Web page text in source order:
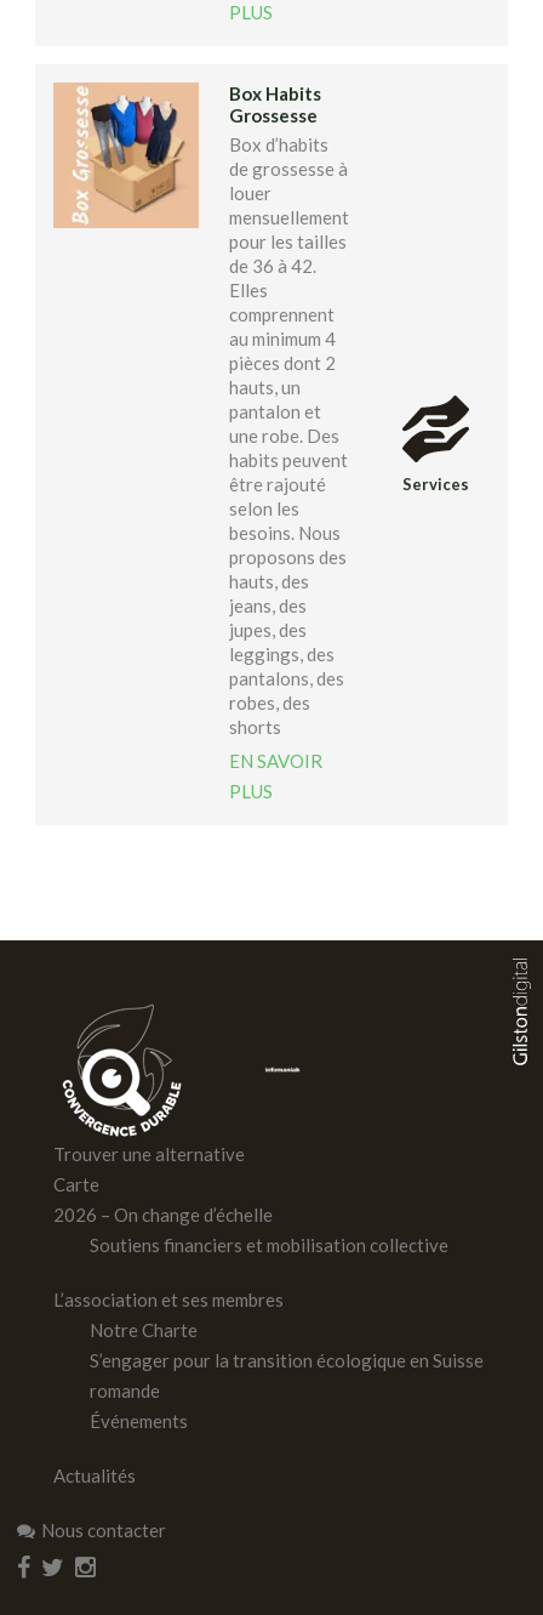
PLUS
Box Habits
Grossesse
Box d’habits
de grossesse à
louer
mensuellement
pour les tailles
de 36 à 42.
Elles
comprennent
au minimum 4
pièces dont 2
hauts, un
pantalon et
une robe. Des
habits peuvent
être rajouté
selon les
besoins. Nous
proposons des
hauts, des
jeans, des
jupes, des
leggings, des
pantalons, des
robes, des
shorts
EN SAVOIR
PLUS
Services
Trouver une alternative
Carte
2026 – On change d’échelle
Soutiens financiers et mobilisation collective
L’association et ses membres
Notre Charte
S’engager pour la transition écologique en Suisse
romande
Événements
Actualités
Nous contacter